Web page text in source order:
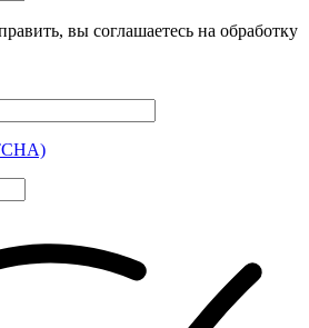
вы соглашаетесь на обработку